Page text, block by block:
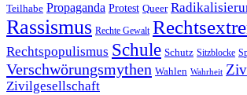
Teilhabe Propaganda Protest Queer
Rassismus Rechte Gewalt
Rechtspopulismus Schule Schutz Sitzblocke
Verschwörungsmythen Wahlen Wahrheit
Zivilgesellschaft